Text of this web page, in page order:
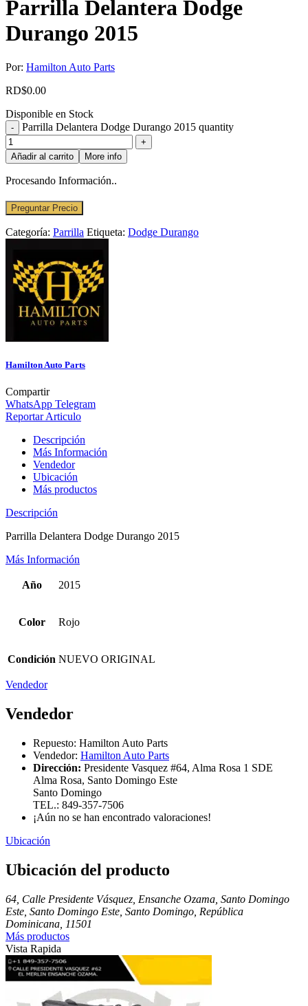
Parrilla Delantera Dodge
Durango 2015
Por: Hamilton Auto Parts
RD$0.00
Disponible en Stock
Parrilla Delantera Dodge Durango 2015 quantity
Añadir al carrito More info
Procesando Información..
Preguntar Precio
Categoría: Parrilla Etiqueta: Dodge Durango
Hamilton Auto Parts
Compartir
WhatsApp Telegram
Reportar Articulo
Descripción
Más Información
Vendedor
Ubicación
Más productos
Descripción
Parrilla Delantera Dodge Durango 2015
Más Información
Año 2015
Color Rojo
Condición NUEVO ORIGINAL
Vendedor
Vendedor
Repuesto: Hamilton Auto Parts
Vendedor: Hamilton Auto Parts
Dirección: Presidente Vasquez #64, Alma Rosa 1 SDE
Alma Rosa, Santo Domingo Este
Santo Domingo
TEL.: 849-357-7506
¡Aún no se han encontrado valoraciones!
Ubicación
Ubicación del producto
64, Calle Presidente Vásquez, Ensanche Ozama, Santo Domingo
Este, Santo Domingo Este, Santo Domingo, República
Dominicana, 11501
Más productos
Vista Rapida